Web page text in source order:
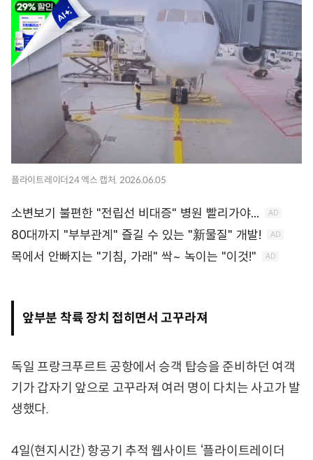
플라이트레이더24 엑스 캡처. 2026.06.05
앞부분 착륙 장치 접히면서 고꾸라져
독일 프랑크푸르트 공항에서 승객 탑승을 준비하던 여객
기가 갑자기 앞으로 고꾸라져 여러 명이 다치는 사고가 발
생했다.
4일(현지시간) 항공기 추적 웹사이트 ‘플라이트레이더